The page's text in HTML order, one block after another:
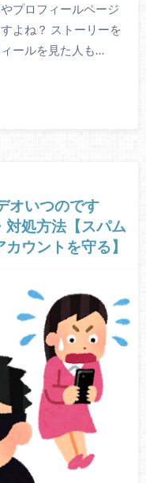
プロフィールページ
よね？ ストーリーを
ールを見た人も…
オいつのです
対処方法【スパム
ウントを守る】